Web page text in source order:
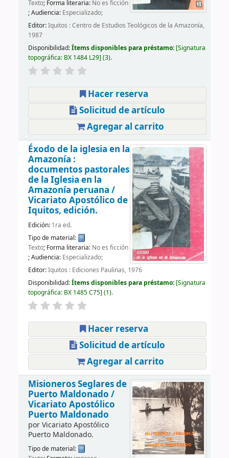
Texto; Forma literaria: No es ficción
; Audiencia: Especializado;
Editor:Iquitos : Centro de Estudios Teológicos de la Amazonía,
1987
Disponibilidad:Ítems disponibles para préstamo: Signatura
topográfica: BX 1484 L29 (3).
Hacer reserva
Solicitud de artículo
Agregar al carrito
Éxodo de la iglesia en la
Amazonía :
documentos pastorales
de la Iglesia en la
Amazonía peruana /
Vicariato Apostólico de
Iquitos, edición.
Edición: 1ra ed.
Tipo de material:
Texto; Forma literaria: No es ficción
; Audiencia: Especializado;
Editor:Iquitos : Ediciones Paulinas, 1976
Disponibilidad:Ítems disponibles para préstamo: Signatura
topográfica: BX 1485 C75 (1).
Hacer reserva
Solicitud de artículo
Agregar al carrito
Misioneros Seglares de
Puerto Maldonado /
Vicariato Apostólico
Puerto Maldonado
porVicariato Apostólico
Puerto Maldonado.
Tipo de material: